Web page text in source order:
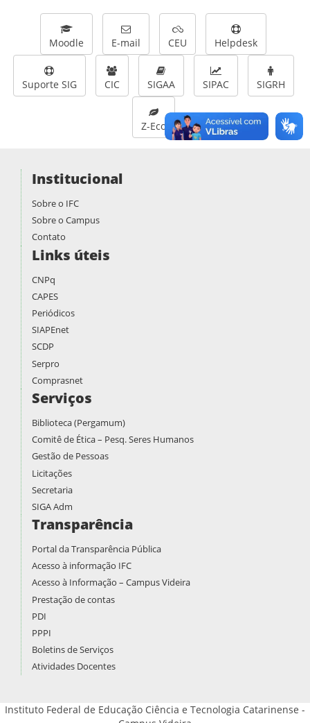
Moodle E-mail CEU Helpdesk
Suporte SIG CIC SIGAA SIPAC SIGRH
Z-Eco
Institucional
Sobre o IFC
Sobre o Campus
Contato
Links úteis
CNPq
CAPES
Periódicos
SIAPEnet
SCDP
Serpro
Comprasnet
Serviços
Biblioteca (Pergamum)
Comitê de Ética – Pesq. Seres Humanos
Gestão de Pessoas
Licitações
Secretaria
SIGA Adm
Transparência
Portal da Transparência Pública
Acesso à informação IFC
Acesso à Informação – Campus Videira
Prestação de contas
PDI
PPPI
Boletins de Serviços
Atividades Docentes
Instituto Federal de Educação Ciência e Tecnologia Catarinense -